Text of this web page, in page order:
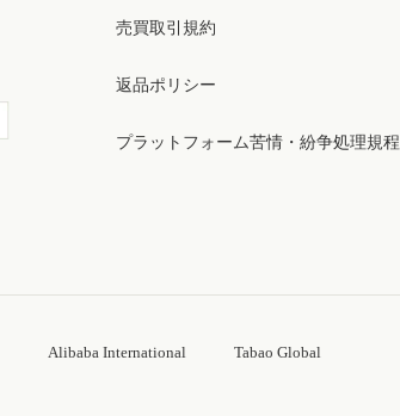
売買取引規約
返品ポリシー
プラットフォーム苦情・紛争処理規程
Alibaba International Tabao Global